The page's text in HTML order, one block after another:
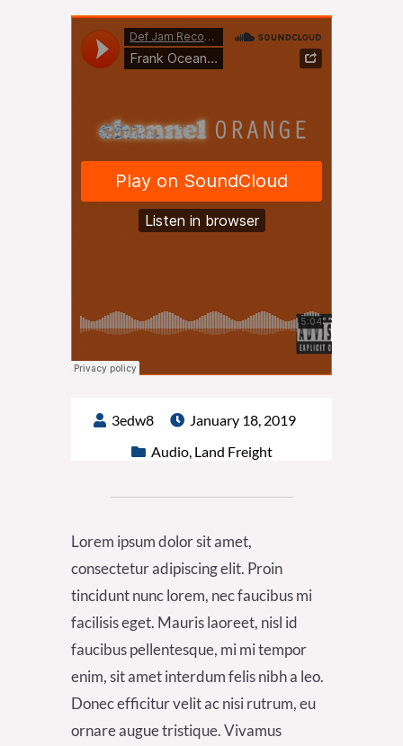
3edw8
January 18, 2019
Audio, Land Freight
Lorem ipsum dolor sit amet,
consectetur adipiscing elit. Proin
tincidunt nunc lorem, nec faucibus mi
facilisis eget. Mauris laoreet, nisl id
faucibus pellentesque, mi mi tempor
enim, sit amet interdum felis nibh a leo.
Donec efficitur velit ac nisi rutrum, eu
ornare augue tristique. Vivamus